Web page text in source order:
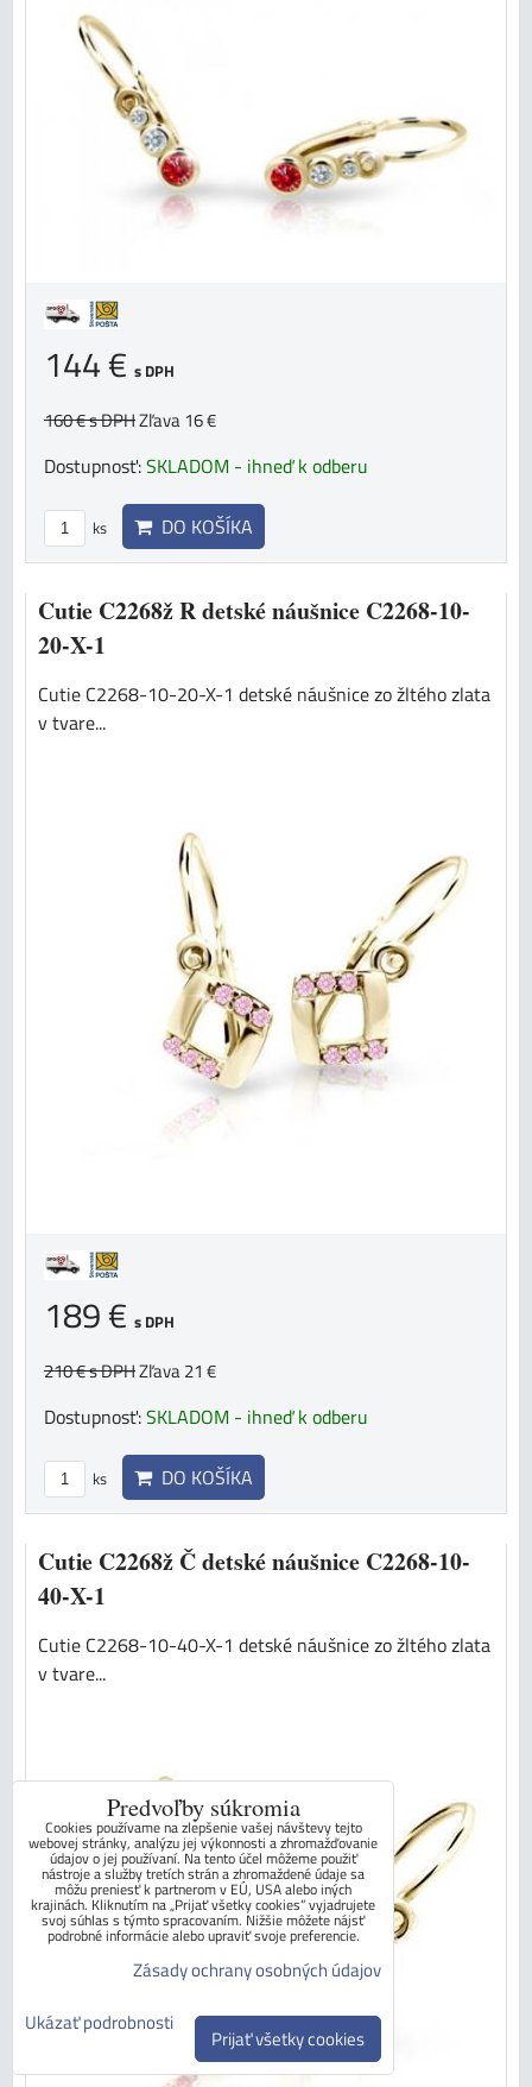
144 € s DPH
160 €s DPHZľava 16 €
Dostupnosť:SKLADOM - ihneď k odberu
ks DO KOŠÍKA
Cutie C2268ž R detské náušnice C2268-10-
20-X-1
Cutie C2268-10-20-X-1 detské náušnice zo žltého zlata
v tvare...
189 € s DPH
210 €s DPHZľava 21 €
Dostupnosť:SKLADOM - ihneď k odberu
ks DO KOŠÍKA
Cutie C2268ž Č detské náušnice C2268-10-
40-X-1
Cutie C2268-10-40-X-1 detské náušnice zo žltého zlata
v tvare...
Predvoľby súkromia
Cookies používame na zlepšenie vašej návštevy tejto
webovej stránky, analýzu jej výkonnosti a zhromažďovanie
údajov o jej používaní. Na tento účel môžeme použiť
nástroje a služby tretích strán a zhromaždené údaje sa
môžu preniesť k partnerom v EÚ, USA alebo iných
krajinách. Kliknutím na „Prijať všetky cookies“ vyjadrujete
svoj súhlas s týmto spracovaním. Nižšie môžete nájsť
podrobné informácie alebo upraviť svoje preferencie.
Zásady ochrany osobných údajov
Ukázať podrobnosti
Prijať všetky cookies